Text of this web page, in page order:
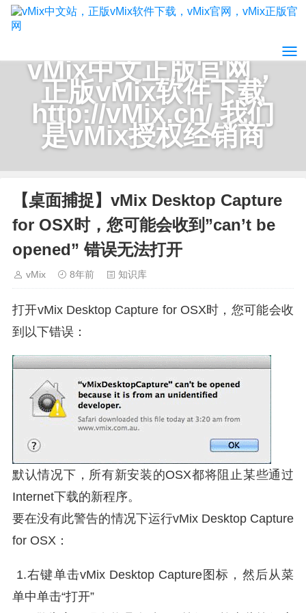
vMix中文正版官网，
正版vMix软件下载
http://vMix.cn/ 我们
是vMix授权经销商
【桌面捕捉】vMix Desktop Capture
for OSX时，您可能会收到”can’t be
opened” 错误无法打开
vMix 8年前 知识库
打开vMix Desktop Capture for OSX时，您可能会收
到以下错误：
默认情况下，所有新安装的OSX都将阻止某些通过
Internet下载的新程序。
要在没有此警告的情况下运行vMix Desktop Capture
for OSX：
1.右键单击vMix Desktop Capture图标，然后从菜
单中单击“打开”